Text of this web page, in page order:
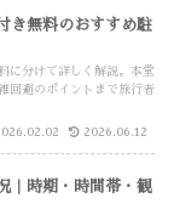
き無料のおすすめ駐
に分けて詳しく解説。本堂
回避のポイントまで旅行者
2026.06.12
｜時期・時間帯・観